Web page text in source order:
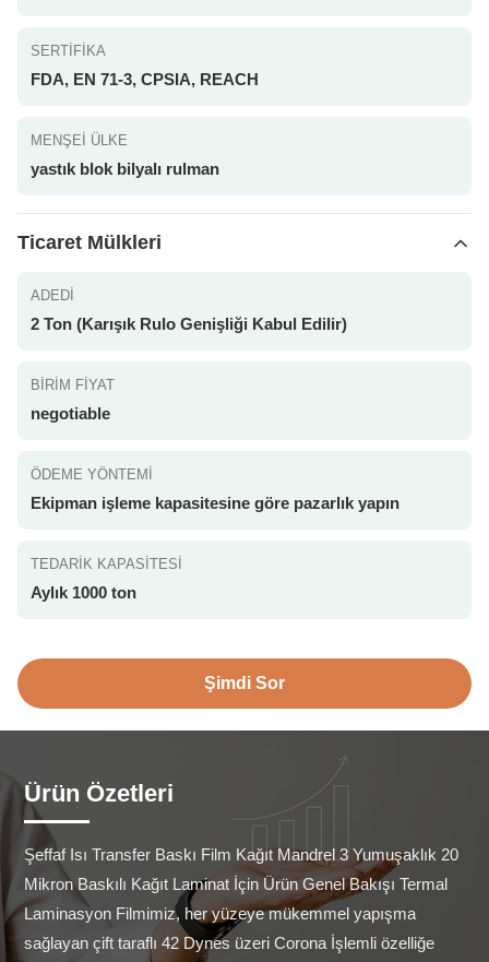
SERTIFIKA
FDA, EN 71-3, CPSIA, REACH
MENŞEI ÜLKE
yastık blok bilyalı rulman
Ticaret Mülkleri
ADEDI
2 Ton (Karışık Rulo Genişliği Kabul Edilir)
BIRIM FIYAT
negotiable
ÖDEME YÖNTEMI
Ekipman işleme kapasitesine göre pazarlık yapın
TEDARIK KAPASITESI
Aylık 1000 ton
Şimdi Sor
Ürün Özetleri
Şeffaf Isı Transfer Baskı Film Kağıt Mandrel 3 Yumuşaklık 20
Mikron Baskılı Kağıt Laminat İçin Ürün Genel Bakışı Termal
Laminasyon Filmimiz, her yüzeye mükemmel yapışma
sağlayan çift taraflı 42 Dynes üzeri Corona İşlemli özelliğe